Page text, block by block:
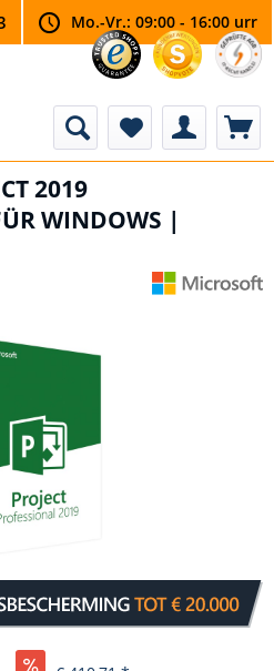
Mo.-Vr.: 09:00 - 16:00 urr
2019
WINDOWS |